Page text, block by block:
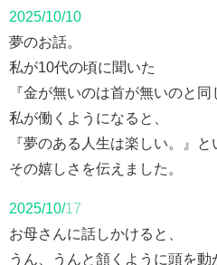
2025/10/10
夢のお話。
私が10代の頃に聞いた
『金が無いのは首が無いのと同
私が働くようになると、
『夢のある人生は楽しい。』と
その嬉しさを伝えました。
2025/10/17
お母さんに話しかけると、
うん、うんと頷くように頭を動